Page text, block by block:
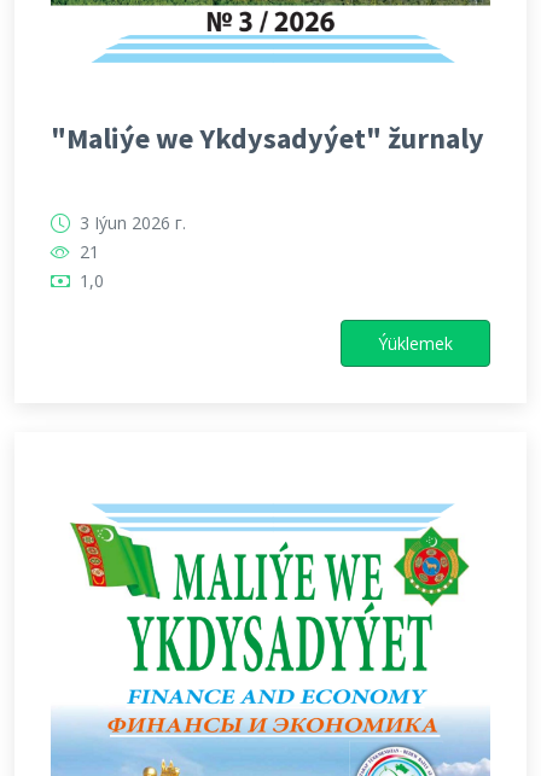
"Maliýe we Ykdysadyýet" žurnaly
3 Iýun 2026 г.
21
1,0
Ýüklemek